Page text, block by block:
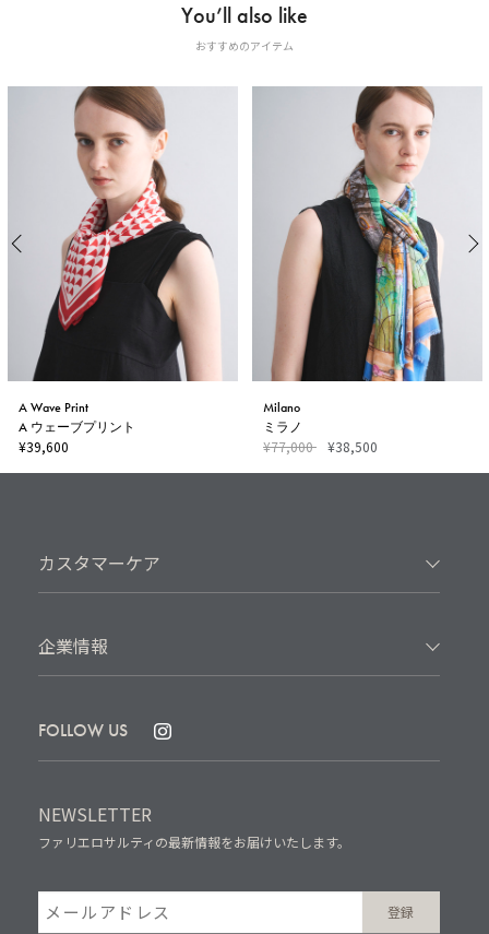
You’ll also like
おすすめのアイテム
A Wave Print
A ウェーブプリント
¥39,600
Milano
ミラノ
¥77,000 ¥38,500
カスタマーケア
企業情報
FOLLOW US
NEWSLETTER
ファリエロサルティの最新情報をお届けいたします。